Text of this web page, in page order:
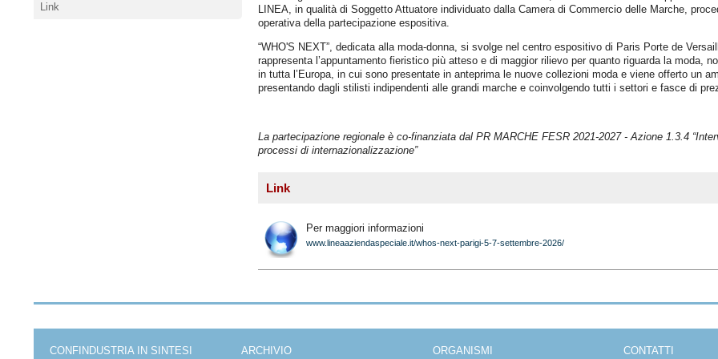
LINEA, in qualità di Soggetto Attuatore individuato dalla Camera di Commercio delle Marche,
operativa della partecipazione espositiva.
“WHO'S NEXT”, dedicata alla moda-donna, si svolge nel centro espositivo di Paris Porte de
rappresenta l’appuntamento fieristico più atteso e di maggior rilievo per quanto riguarda la moda,
in tutta l’Europa, in cui sono presentate in anteprima le nuove collezioni moda e viene offerto un
presentando dagli stilisti indipendenti alle grandi marche e coinvolgendo tutti i settori e fasce di
La partecipazione regionale è co-finanziata dal PR MARCHE FESR 2021-2027 - Azione 1.3.4
processi di internazionalizzazione”
Link
Per maggiori informazioni
www.lineaaziendaspeciale.it/whos-next-parigi-5-7-settembre-2026/
Link
CONFINDUSTRIA IN SINTESI ARCHIVIO ORGANISMI CONTATTI